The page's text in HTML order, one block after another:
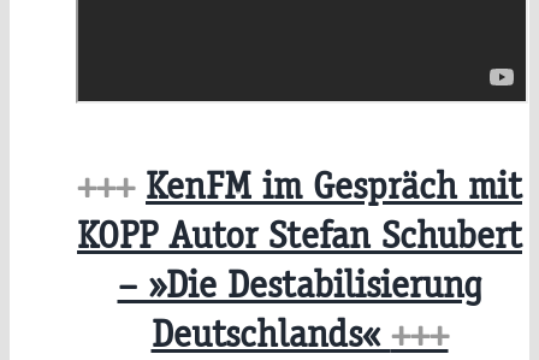
+++ KenFM im Gespräch mit
KOPP Autor Stefan Schubert
– »Die Destabilisierung
Deutschlands« +++